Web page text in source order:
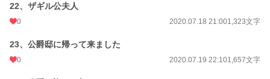
22、ザギル公夫人
0 2020.07.18 21:001,323文字
23、公爵邸に帰って来ました
0 2020.07.19 22:101,657文字